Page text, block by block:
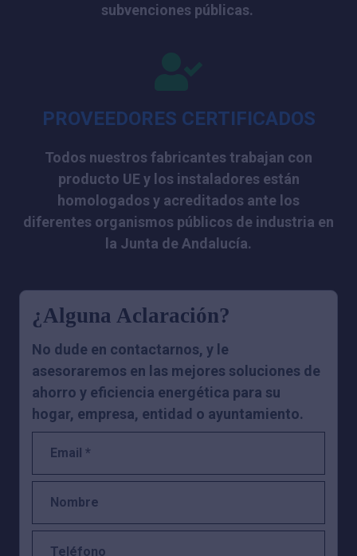
subvenciones públicas.
PROVEEDORES CERTIFICADOS
Todos nuestros fabricantes trabajan con
producto UE y los instaladores están
homologados y acreditados ante los
diferentes organismos públicos de industria en
la Junta de Andalucía.
¿Alguna Aclaración?
No dude en contactarnos, y le
asesoraremos en las mejores soluciones de
ahorro y eficiencia energética para su
hogar, empresa, entidad o ayuntamiento.